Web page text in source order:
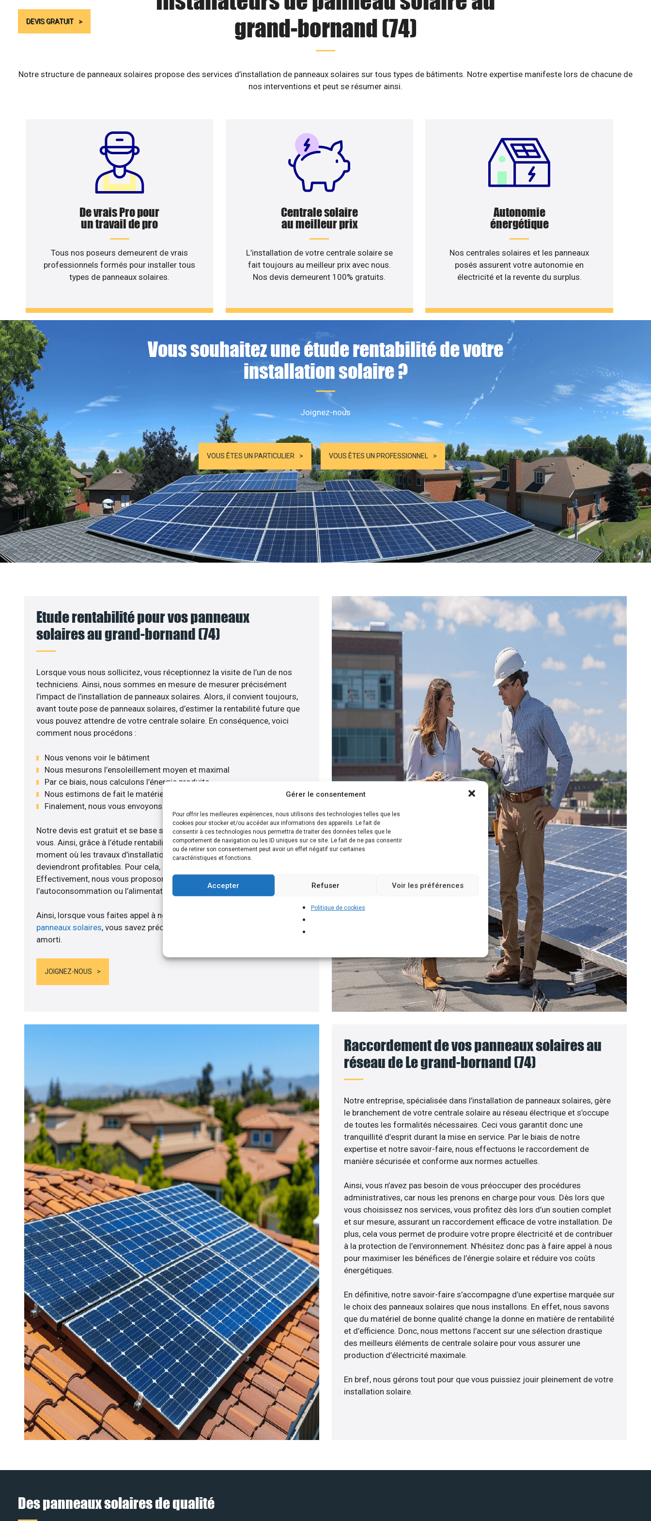
Gérer le consentement
Pour offrir les meilleures expériences, nous utilisons des technologies telles que les
cookies pour stocker et/ou accéder aux informations des appareils. Le fait de
consentir à ces technologies nous permettra de traiter des données telles que le
comportement de navigation ou les ID uniques sur ce site. Le fait de ne pas consentir
ou de retirer son consentement peut avoir un effet négatif sur certaines
caractéristiques et fonctions.
Accepter Refuser Voir les préférences
Politique de cookies
DEVIS GRATUIT
grand-bornand (74)
Notre structure de panneaux solaires propose des services d’installation de panneaux solaires sur tous types de bâtiments. Notre expertise manifeste lors de chacune de
nos interventions et peut se résumer ainsi.
De vrais Pro pour
un travail de pro
Tous nos poseurs demeurent de vrais
professionnels formés pour installer tous
types de panneaux solaires.
Centrale solaire
au meilleur prix
L’installation de votre centrale solaire se
fait toujours au meilleur prix avec nous.
Nos devis demeurent 100% gratuits.
Autonomie
énergétique
Nos centrales solaires et les panneaux
posés assurent votre autonomie en
électricité et la revente du surplus.
Vous souhaitez une étude rentabilité de votre
installation solaire ?
Joignez-nous
VOUS ÊTES UN PARTICULIER VOUS ÊTES UN PROFESSIONNEL
Etude rentabilité pour vos panneaux
solaires au grand-bornand (74)
Lorsque vous nous sollicitez, vous réceptionnez la visite de l’un de nos
techniciens. Ainsi, nous sommes en mesure de mesurer précisément
l’impact de l’installation de panneaux solaires. Alors, il convient toujours,
avant toute pose de panneaux solaires, d’estimer la rentabilité future que
vous pouvez attendre de votre centrale solaire. En conséquence, voici
comment nous procédons :
Nous venons voir le bâtiment
Nous mesurons l’ensoleillement moyen et maximal
Par ce biais, nous calculons l’énergie produite
Nous estimons de fait le matériel le plus adéquat
Finalement, nous vous envoyons notre devis gratuitement
Notre devis est gratuit et se base sur la configuration la plus efficace pour
vous. Ainsi, grâce à l’étude rentabilité menée, nous savons calculer le
moment où les travaux d’installation de panneaux solaire sur votre toit
deviendront profitables. Pour cela, nous disposons de plusieurs solutions.
Effectivement, nous vous proposons un branchement permettant
l’autoconsommation ou l’alimentation de batteries solaires, par exemple.
Ainsi, lorsque vous faites appel à notre compagnie pour installer vos
panneaux solaires, vous savez précisément quand le coût des travaux sera
amorti.
JOIGNEZ-NOUS
Raccordement de vos panneaux solaires au
réseau de Le grand-bornand (74)
Notre entreprise, spécialisée dans l’installation de panneaux solaires, gère
le branchement de votre centrale solaire au réseau électrique et s’occupe
de toutes les formalités nécessaires. Ceci vous garantit donc une
tranquillité d’esprit durant la mise en service. Par le biais de notre
expertise et notre savoir-faire, nous effectuons le raccordement de
manière sécurisée et conforme aux normes actuelles.
Ainsi, vous n’avez pas besoin de vous préoccuper des procédures
administratives, car nous les prenons en charge pour vous. Dès lors que
vous choisissez nos services, vous profitez dès lors d’un soutien complet
et sur mesure, assurant un raccordement efficace de votre installation. De
plus, cela vous permet de produire votre propre électricité et de contribuer
à la protection de l’environnement. N’hésitez donc pas à faire appel à nous
pour maximiser les bénéfices de l’énergie solaire et réduire vos coûts
énergétiques.
En définitive, notre savoir-faire s’accompagne d’une expertise marquée sur
le choix des panneaux solaires que nous installons. En effet, nous savons
que du matériel de bonne qualité change la donne en matière de rentabilité
et d’efficience. Donc, nous mettons l’accent sur une sélection drastique
des meilleurs éléments de centrale solaire pour vous assurer une
production d’électricité maximale.
En bref, nous gérons tout pour que vous puissiez jouir pleinement de votre
installation solaire.
Des panneaux solaires de qualité